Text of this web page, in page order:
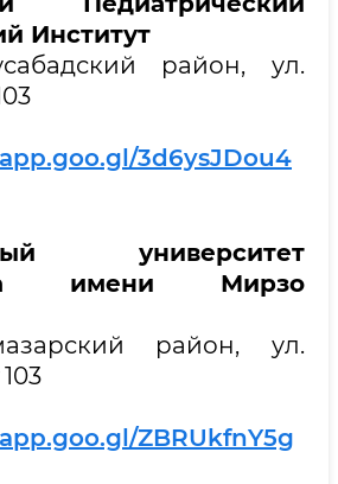
Институт
район, ул.
3d6ysJDou4
университет
имени Мирзо
район, ул.
ZBRUkfnY5g